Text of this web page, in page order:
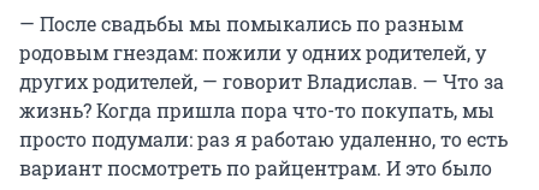
— После свадьбы мы помыкались по разным
родовым гнездам: пожили у одних родителей, у
других родителей, — говорит Владислав. — Что за
жизнь? Когда пришла пора что-то покупать, мы
просто подумали: раз я работаю удаленно, то есть
вариант посмотреть по райцентрам. И это было